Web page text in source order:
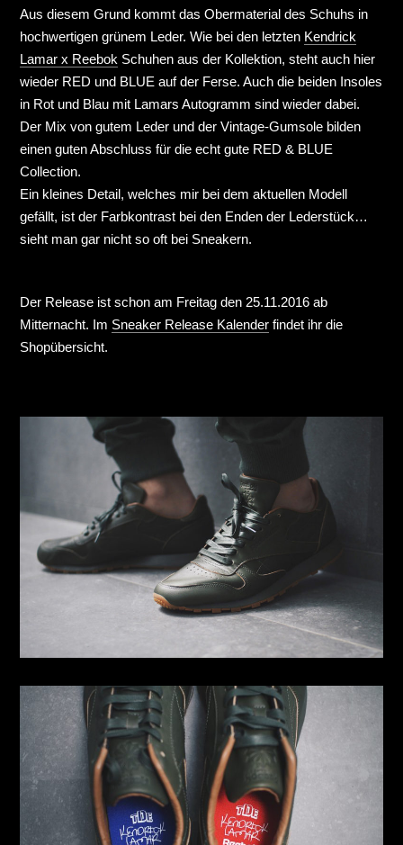
Aus diesem Grund kommt das Obermaterial des Schuhs in
hochwertigen grünem Leder. Wie bei den letzten Kendrick
Lamar x Reebok Schuhen aus der Kollektion, steht auch hier
wieder RED und BLUE auf der Ferse. Auch die beiden Insoles
in Rot und Blau mit Lamars Autogramm sind wieder dabei.
Der Mix von gutem Leder und der Vintage-Gumsole bilden
einen guten Abschluss für die echt gute RED & BLUE
Collection.
Ein kleines Detail, welches mir bei dem aktuellen Modell
gefällt, ist der Farbkontrast bei den Enden der Lederstück…
sieht man gar nicht so oft bei Sneakern.
Der Release ist schon am Freitag den 25.11.2016 ab
Mitternacht. Im Sneaker Release Kalender findet ihr die
Shopübersicht.